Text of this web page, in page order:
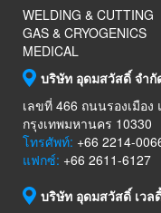
WELDING & CUTTING
GAS & CRYOGENICS
MEDICAL
บริษัท อุดมสวัสดิ์ จำกั
เลขที่ 466 ถนนรองเมือ
กรุงเทพมหานคร 10330
โทรศัพท์: +66 2214-
แฟกซ์: +66 2611-6127
บริษัท อุดมสวัสดิ์ เวล